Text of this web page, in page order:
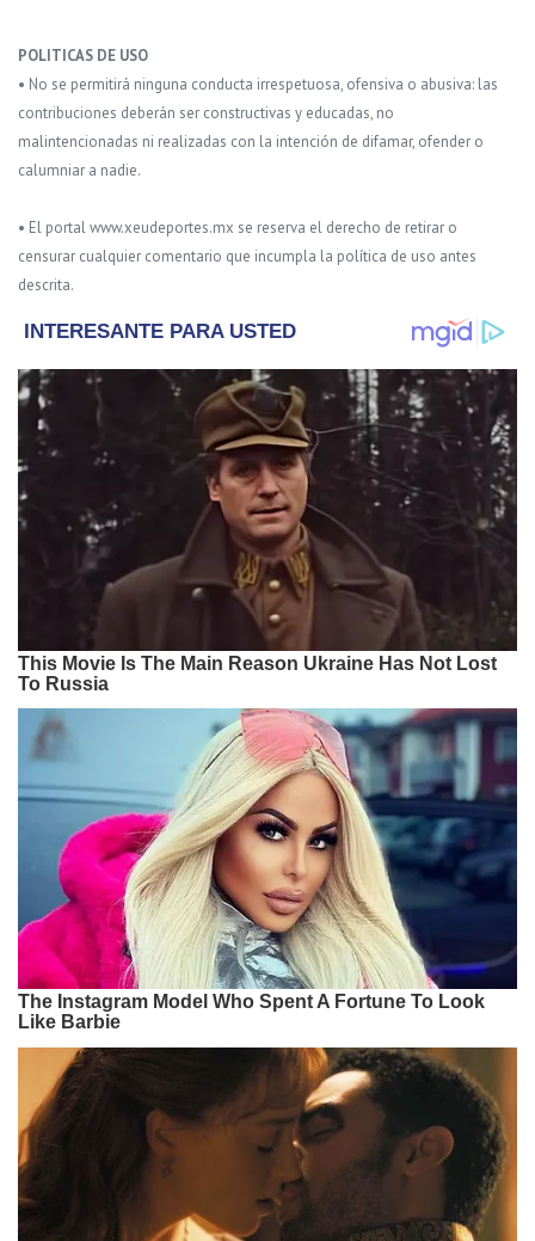
POLITICAS DE USO
• No se permitirá ninguna conducta irrespetuosa, ofensiva o abusiva: las
contribuciones deberán ser constructivas y educadas, no
malintencionadas ni realizadas con la intención de difamar, ofender o
calumniar a nadie.
• El portal www.xeudeportes.mx se reserva el derecho de retirar o
censurar cualquier comentario que incumpla la política de uso antes
descrita.